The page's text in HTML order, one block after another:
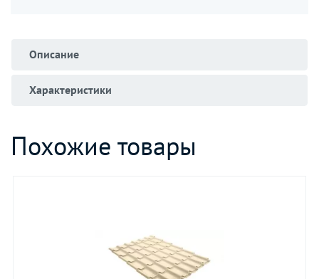
Описание
Характеристики
Похожие товары